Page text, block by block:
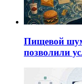
Пищевой
позволили